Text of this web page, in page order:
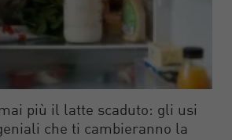
più il latte scaduto: gli usi
che ti cambieranno la